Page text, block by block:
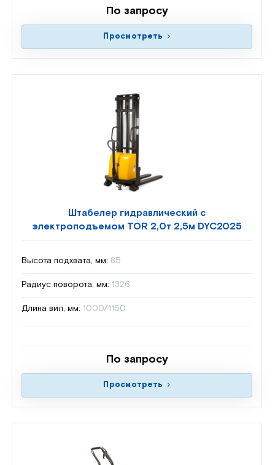
По запросу
Просмотреть
Штабелер гидравлический с
электроподъемом TOR 2,0т 2,5м DYC2025
Высота подхвата, мм: 85
Радиус поворота, мм: 1326
Длина вил, мм: 1000/1150
По запросу
Просмотреть